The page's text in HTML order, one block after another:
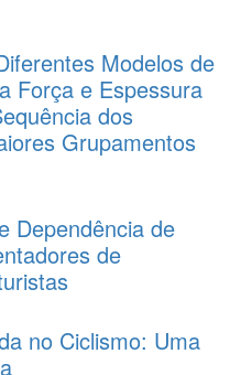
Modelos de
Força e Espessura
dos
Grupamentos
Dependência de
de
no Ciclismo: Uma